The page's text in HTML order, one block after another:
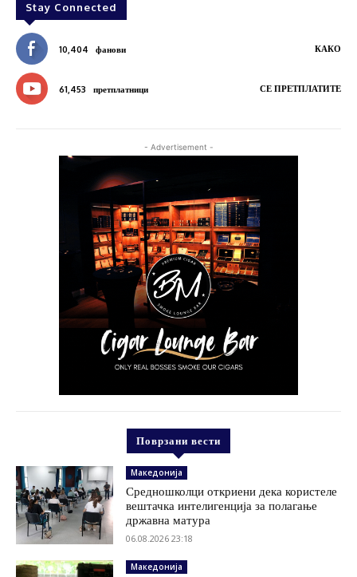
Stay Connected
10,404 фанови КАКО
61,453 претплатници СЕ ПРЕТПЛАТИТЕ
- Advertisement -
Поврзани вести
Македонија
Средношколци откриени дека користеле
вештачка интелигенција за полагање
државна матура
06.08.2026 23:18
Македонија